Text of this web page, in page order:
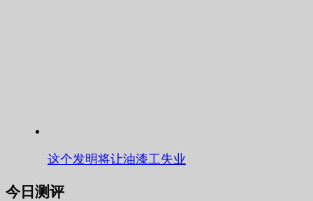
这个发明将让油漆工失业
今日测评